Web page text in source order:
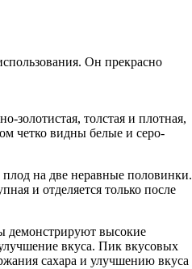
Он прекрасно
золотистая, толстая и плотная,
четко видны белые и серо-
на две неравные половинки.
и отделяется только после
демонстрируют высокие
вкуса. Пик вкусовых
сахара и улучшению вкуса